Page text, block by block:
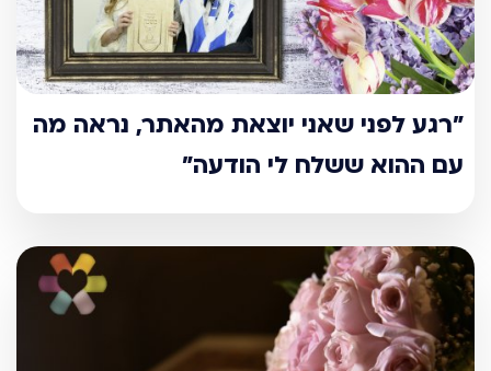
"רגע לפני שאני יוצאת מהאתר, נראה מה
עם ההוא ששלח לי הודעה"